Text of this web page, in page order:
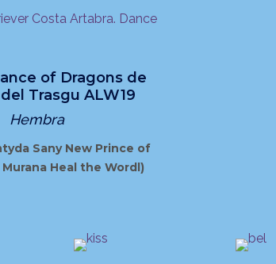
of Dragons de
Trasgu ALW19
Hembra
Sany New Prince of
Heal the Wordl)